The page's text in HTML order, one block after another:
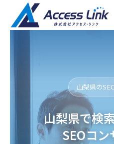
山梨県の
山梨県で検
SEOコ